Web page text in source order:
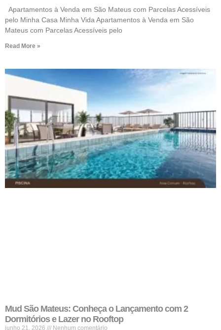
Apartamentos à Venda em São Mateus com Parcelas Acessíveis
pelo Minha Casa Minha Vida Apartamentos à Venda em São
Mateus com Parcelas Acessíveis pelo
Read More »
Mud São Mateus: Conheça o Lançamento com 2
Dormitórios e Lazer no Rooftop
junho 21, 2026 Nenhum comentário